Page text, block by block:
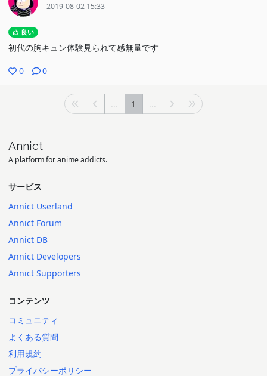
2019-08-02 15:33
良い
初代の胸キュン体験見られて感無量です
0 0
... 1 ...
Annict
A platform for anime addicts.
サービス
Annict Userland
Annict Forum
Annict DB
Annict Developers
Annict Supporters
コンテンツ
コミュニティ
よくある質問
利用規約
プライバシーポリシー